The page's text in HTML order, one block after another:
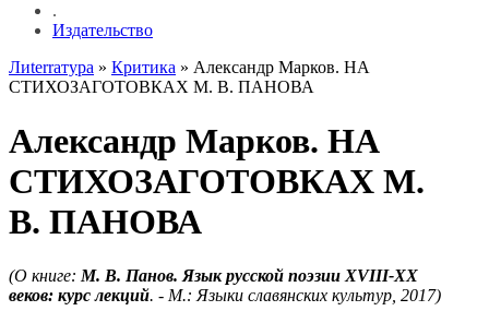
.
Издательство
Лиterraтура » Критика » Александр Марков. НА
СТИХОЗАГОТОВКАХ М. В. ПАНОВА
Александр Марков. НА
СТИХОЗАГОТОВКАХ М.
В. ПАНОВА
(О книге: М. В. Панов. Язык русской поэзии XVIII-XX
веков: курс лекций. - М.: Языки славянских культур, 2017)